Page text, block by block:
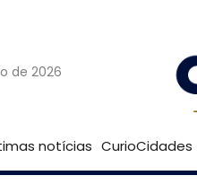
de 2026
notícias CurioCidades